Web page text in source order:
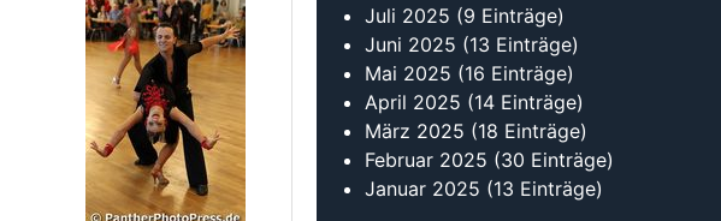
September 2024(13 Einträge)
August 2024(10 Einträge)
Juli 2024 (10 Einträge)
Juni 2024(17 Einträge)
Mai 2024(17 Einträge)
April 2024(16 Einträge)
März 2024(18 Einträge)